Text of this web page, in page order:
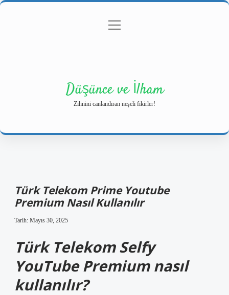
Gizlilik Politikası
menüyü
Düşünce ve İlham
Zihnini canlandıran neşeli fikirler!
Türk Telekom Prime Youtube
Premium Nasıl Kullanılır
Tarih: Mayıs 30, 2025
Türk Telekom Selfy
YouTube Premium nasıl
kullanılır?